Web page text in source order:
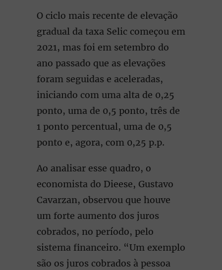
O ciclo mais recente de elevação
gradual da taxa Selic começou em
2021, mas foi em setembro do
ano passado que as elevações
foram seguidas e aceleradas,
iniciando com uma alta de 0,25
ponto, uma de 0,5 ponto, três de
1 ponto percentual, uma de 0,5
ponto e, agora, com 0,25 p.p.
Ao analisar esse quadro, o
economista do Dieese, Gustavo
Cavarzan, observou que houve
um forte aumento dos juros
cobrados, no período, pelo
sistema financeiro. “Um exemplo
são os juros cobrados à pessoa